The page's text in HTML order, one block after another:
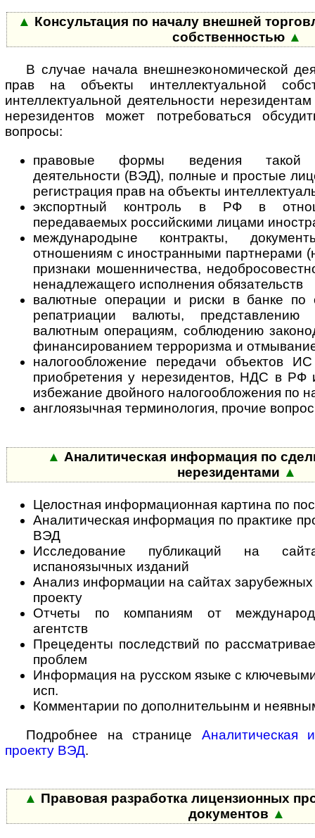
▲ Консультация по началу внешней
собственностью ▲
В случае начала внешнеэкономической
прав на объекты интеллектуальной
интеллектуальной деятельности
нерезидентов может потребоваться
вопросы:
правовые формы ведения такой
деятельности (ВЭД), полные и простые
регистрация прав на объекты
экспортный контроль в РФ в
передаваемых российскими лицами
международыне контракты,
отношениям с иностранными партнерами
признаки мошенничества,
ненадлежащего исполнения обязательств
валютные операции и риски в банке по
репатриации валюты,
валютным операциям, соблюдению
финансированием терроризма и
налогообложение передачи объектов
приобретения у нерезидентов, НДС в РФ
избежание двойного налогообложения по
англоязычная терминология, прочие
▲ Аналитическая информация по
нерезидентами ▲
Целостная информационная картина по
Аналитическая информация по практике
ВЭД
Исследование публикаций на
испаноязычных изданий
Анализ информации на сайтах зарубежных
проекту
Отчеты по компаниям от
агентств
Прецеденты последствий по
проблем
Информация на русском языке с
исп.
Комментарии по дополнительынм и
Подробнее на странице Аналитическая
проекту ВЭД.
▲ Правовая разработка лицензионных
документов ▲